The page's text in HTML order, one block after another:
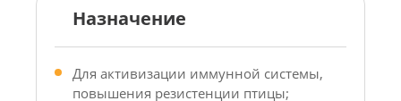
Назначение
Для активизации иммунной системы,
повышения резистенции птицы;